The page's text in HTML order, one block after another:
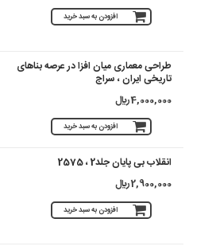
افزودن به سبد خرید
طراحی معماری میان افزا در عرصه بناهای
تاریخی ایران ، سراج
4,000,000 ريال
افزودن به سبد خرید
انقلاب بی پایان جلد2 ، 2575
2,900,000 ريال
افزودن به سبد خرید